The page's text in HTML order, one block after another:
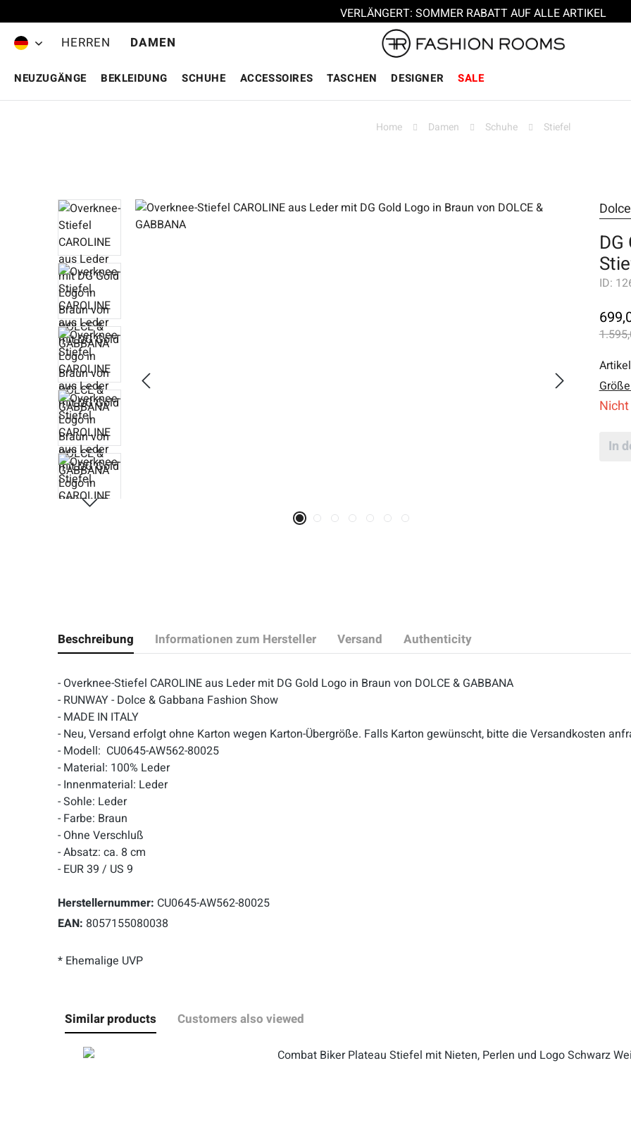
VERLÄNGERT: SOMMER RABATT AUF ALLE ARTIKEL
HERREN DAMEN
NEUZUGÄNGE BEKLEIDUNG SCHUHE ACCESSOIRES TASCHEN DESIGNER SALE
Home Damen Schuhe Stiefel
Bildergalerie überspringen
ID:
In
Beschreibung Informationen zum Hersteller Versand Authenticity
- Overknee-Stiefel CAROLINE aus Leder mit DG Gold Logo in Braun von DOLCE & GABBANA
- RUNWAY - Dolce & Gabbana Fashion Show
- MADE IN ITALY
- Neu, Versand erfolgt ohne Karton wegen Karton-Übergröße. Falls Karton gewünscht, bitte die Versandkosten
- Modell: CU0645-AW562-80025
- Material: 100% Leder
- Innenmaterial: Leder
- Sohle: Leder
- Farbe: Braun
- Ohne Verschluß
- Absatz: ca. 8 cm
- EUR 39 / US 9
Herstellernummer: CU0645-AW562-80025
EAN: 8057155080038
* Ehemalige UVP
Similar products Customers also viewed